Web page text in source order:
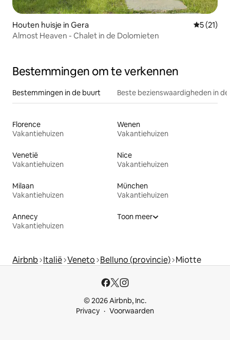
Houten huisje in Gera
5 (21)
Almost Heaven - Chalet in de Dolomieten
Bestemmingen om te verkennen
Bestemmingen in de buurt Beste bezienswaardigheden in
Florence
Vakantiehuizen
Wenen
Vakantiehuizen
Venetië
Vakantiehuizen
Nice
Vakantiehuizen
Milaan
Vakantiehuizen
München
Vakantiehuizen
Annecy
Vakantiehuizen
Toon meer
Airbnb Italië Veneto Belluno (provincie) Miotte
© 2026 Airbnb, Inc.
Privacy
Voorwaarden